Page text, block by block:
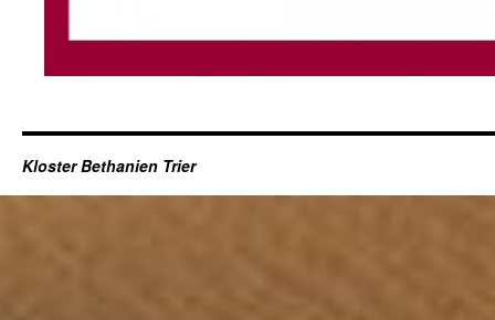
Kloster Bethanien Trier